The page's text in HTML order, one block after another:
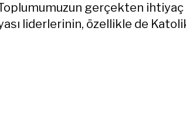
Toplumumuzun gerçekten ihtiyaç
liderlerinin, özellikle de